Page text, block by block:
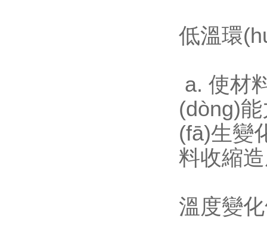
低溫環
a. 使材
(dòng)能
(fā)生變化
料收縮造
溫度變